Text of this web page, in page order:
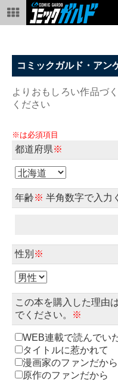
コミックガルド・アン
よりおもしろい作品づ
ください
※は必須項目
都道府県※
年齢※ 半角数字で入力
性別 ※
この本を購入した理由
でください。
※
WEB連載で読んでい
タイトルに惹かれて
漫画家のファンだから
原作のファンだから